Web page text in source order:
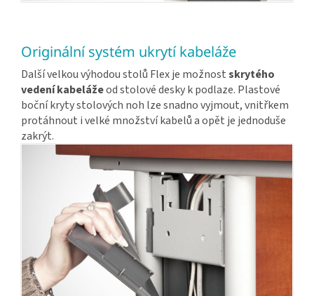
Originální systém ukrytí kabeláže
Další velkou výhodou stolů Flex je možnostskrytého
vedení kabelážeod stolové desky k podlaze. Plastové
boční kryty stolových noh lze snadno vyjmout, vnitřkem
protáhnout i velké množství kabelů a opět je jednoduše
zakrýt.